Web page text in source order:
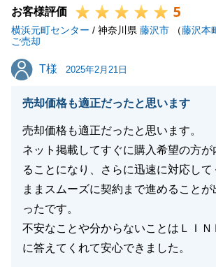
これからも何かございましたらいつで
い。
宜しくお願いします。
閉じる
お客様評価 5
横浜元町センター / 神奈川県 藤沢市 （藤沢本
ご売却
T様
T様 2025年2月21日
売却価格も適正だったと思います
売却価格も適正だったと思います。
ネット掲載してすぐに購入希望の方
ることになり、さらに迅速に対応し
ままスムーズに契約まで進めること
ったです。
不安なことや分からないことはＬＩＮ
に答えてくれて安心できました。